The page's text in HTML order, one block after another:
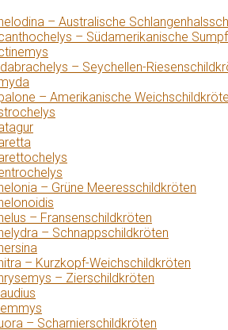
– Australische
– Südamerikanische
– Seychellen-
– Amerikanische
– Grüne Meeresschildkröten
– Fransenschildkröten
– Schnappschildkröten
– Kurzkopf-Weichschildkröten
– Zierschildkröten
– Scharnierschildkröten